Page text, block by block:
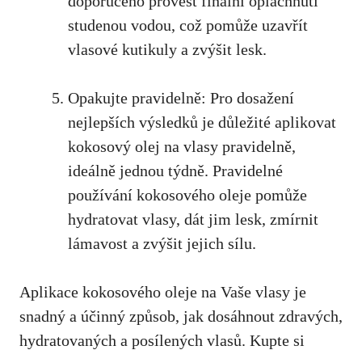
studenou vodou, což pomůže uzavřít
vlasové kutikuly a zvýšit lesk.
Opakujte pravidelně: Pro dosažení
nejlepších výsledků je důležité aplikovat
kokosový olej na vlasy pravidelně,
ideálně jednou týdně. Pravidelné
používání kokosového oleje pomůže
hydratovat vlasy, dát jim lesk, zmírnit
lámavost a zvýšit jejich sílu.
Aplikace kokosového oleje na Vaše vlasy je
snadný a účinný způsob, jak dosáhnout zdravých,
hydratovaných a posílených vlasů. Kupte si